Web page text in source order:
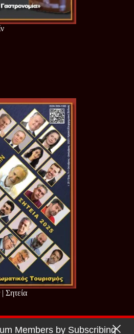
Σητεία
Members by Subscribing